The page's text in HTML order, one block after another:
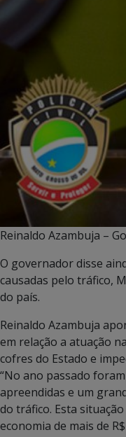
Reinaldo Azambuja –
O governador disse
causadas pelo tráfico,
do país.
Reinaldo Azambuja
em relação a atuação
cofres do Estado e
“No ano passado
apreendidas e um
do tráfico. Esta
economia de mais de